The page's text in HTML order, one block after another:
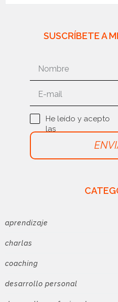
SUSCRÍBETE A
He leído y acepto
las
aprendizaje
charlas
coaching
desarrollo personal